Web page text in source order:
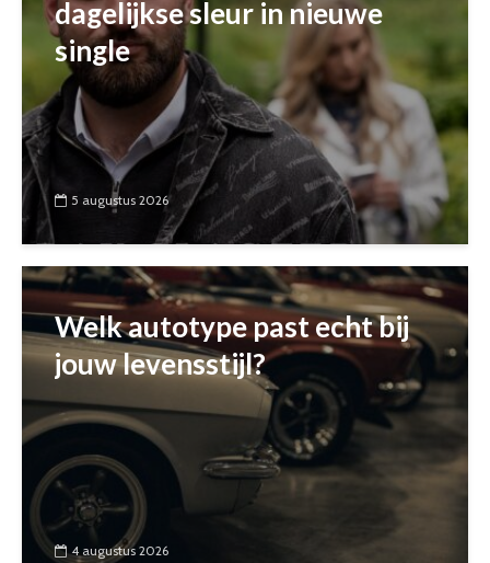
dagelijkse sleur in nieuwe
single
5 augustus 2026
Welk autotype past echt bij
jouw levensstijl?
4 augustus 2026